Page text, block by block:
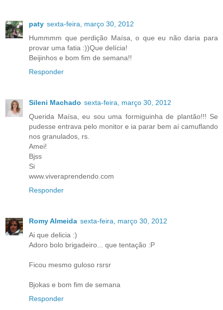
paty sexta-feira, março 30, 2012
Hummmm que perdição Maísa, o que eu não daria para
provar uma fatia :))Que delícia!
Beijinhos e bom fim de semana!!
Responder
Sileni Machado sexta-feira, março 30, 2012
Querida Maísa, eu sou uma formiguinha de plantão!!! Se
pudesse entrava pelo monitor e ia parar bem aí camuflando
nos granulados, rs.
Amei!
Bjss
Si
www.viveraprendendo.com
Responder
Romy Almeida sexta-feira, março 30, 2012
Ai que delicia :)
Adoro bolo brigadeiro... que tentação :P
Ficou mesmo guloso rsrsr
Bjokas e bom fim de semana
Responder